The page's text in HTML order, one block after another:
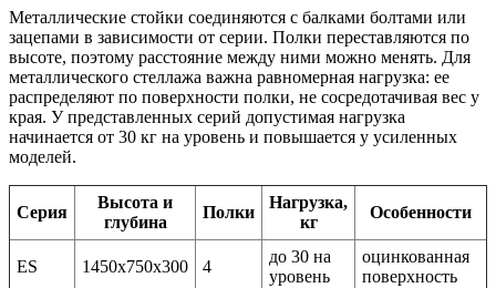
Металлические стойки соединяются с балками болтами или
зацепами в зависимости от серии. Полки переставляются по
высоте, поэтому расстояние между ними можно менять. Для
металлического стеллажа важна равномерная нагрузка: ее
распределяют по поверхности полки, не сосредотачивая вес у
края. У представленных серий допустимая нагрузка
начинается от 30 кг на уровень и повышается у усиленных
моделей.
Серия
Высота и
глубина
Полки
Нагрузка,
кг
Особенности
ES 1450х750х300 4
до 30 на
уровень
оцинкованная
поверхность